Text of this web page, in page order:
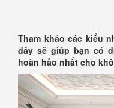
Tham khảo các kiểu
đây sẽ giúp bạn có
hoàn hảo nhất cho